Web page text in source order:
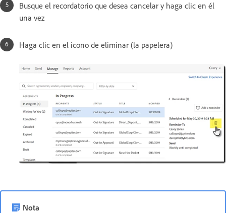
Busque el recordatorio que desea cancelar y haga clic en él
una vez
Haga clic en el icono de eliminar (la papelera)
Nota